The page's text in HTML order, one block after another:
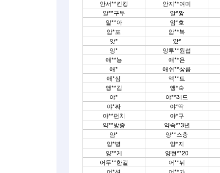
안서**킨킹
안지**여미
알**구두
알*짱
알**아
암*호
암*포
암**복
앗*
았*
앙*
앙투**원섭
애**뇽
애**욘
애*
애쉬**상큼
애*심
액**트
앵**김
앵*숙
야*
야**레드
야*짜
야*딱
야**펀치
야*구
약**방중
약속**3년
얌*
양**스충
양*병
양*지
양**케
양현**20
어두**한길
어**뉘
어*션
어**가